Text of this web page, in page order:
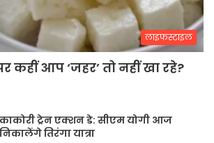
लाइफस्टाइल
कहीं आप ‘जहर’ तो नहीं खा रहे?
काकोरी ट्रेन एक्शन डे: सीएम योगी आज
निकालेंगे तिरंगा यात्रा